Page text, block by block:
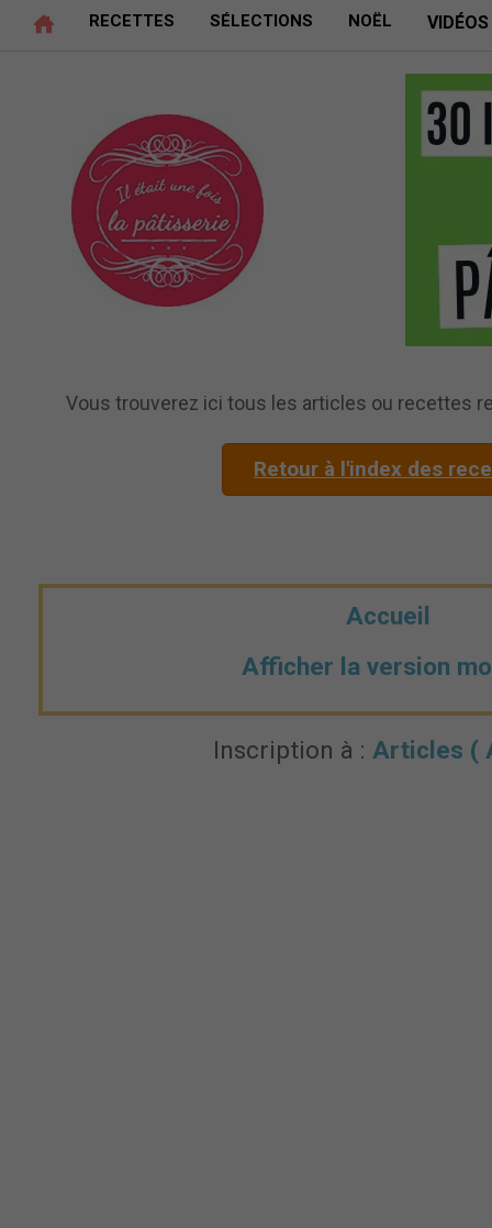
RECETTES SÉLECTIONS NOËL VIDÉOS
Vous trouverez ici tous les articles ou recettes
Retour à l'index des
Accueil
Afficher la version
Inscription à :Articles (